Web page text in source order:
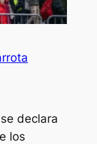
declara
los